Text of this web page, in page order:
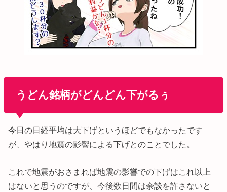
うどん銘柄がどんどん下がるぅ
今日の日経平均は大下げというほどでもなかったです
が、やはり地震の影響による下げとのことでした。
これで地震がおさまれば地震の影響での下げはこれ以上
はないと思うのですが、今後数日間は余談を許さないと